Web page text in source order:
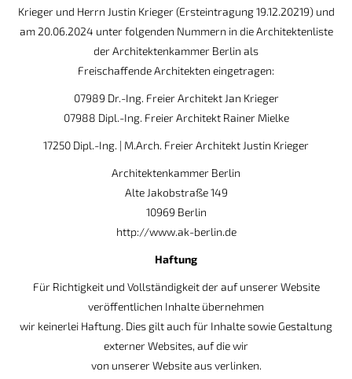
Krieger und Herrn Justin Krieger (Ersteintragung 19.12.20219) und
am 20.06.2024 unter folgenden Nummern in die Architektenliste
der Architektenkammer Berlin als
Freischaffende Architekten eingetragen:
07989 Dr.-Ing. Freier Architekt Jan Krieger
07988 Dipl.-Ing. Freier Architekt Rainer Mielke
17250 Dipl.-Ing. | M.Arch. Freier Architekt Justin Krieger
Architektenkammer Berlin
Alte Jakobstraße 149
10969 Berlin
http://www.ak-berlin.de
Haftung
Für Richtigkeit und Vollständigkeit der auf unserer Website
veröffentlichen Inhalte übernehmen
wir keinerlei Haftung. Dies gilt auch für Inhalte sowie Gestaltung
externer Websites, auf die wir
von unserer Website aus verlinken.